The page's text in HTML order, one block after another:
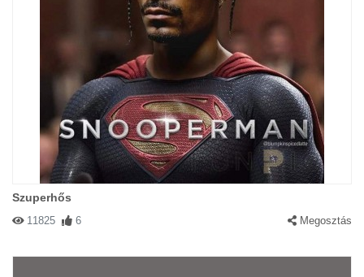
Szuperhős
11825 6 Megosztás